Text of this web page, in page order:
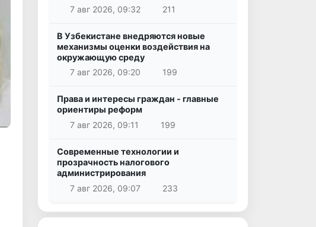
7 авг 2026, 09:32
211
В Узбекистане внедряются новые
механизмы оценки воздействия на
окружающую среду
7 авг 2026, 09:20
199
Права и интересы граждан - главные
ориентиры реформ
7 авг 2026, 09:11
199
Современные технологии и
прозрачность налогового
администрирования
7 авг 2026, 09:07
233